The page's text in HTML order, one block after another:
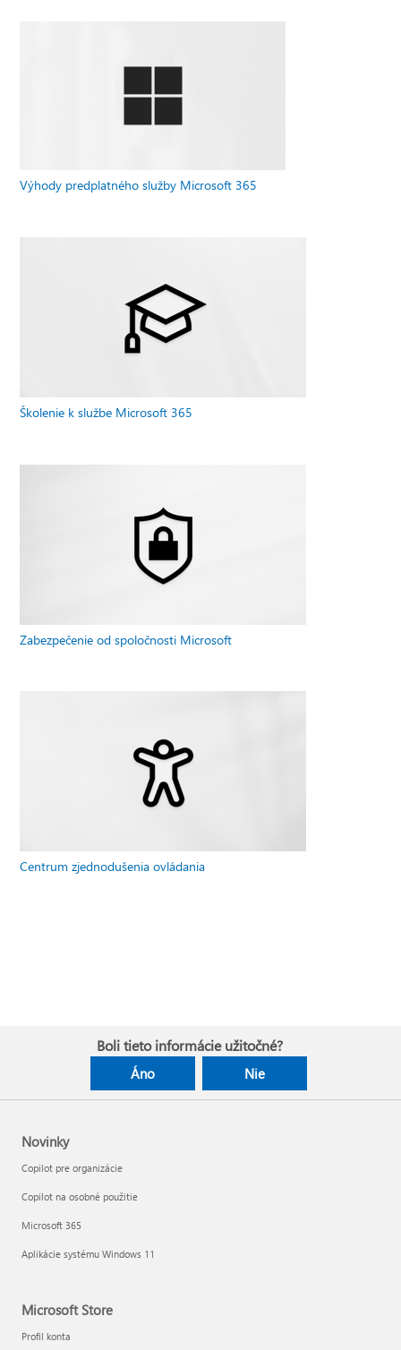
Výhody predplatného služby Microsoft 365
Školenie k službe Microsoft 365
Zabezpečenie od spoločnosti Microsoft
Centrum zjednodušenia ovládania
Boli tieto informácie užitočné?
Áno Nie
Novinky
Copilot pre organizácie
Copilot na osobné použitie
Microsoft 365
Aplikácie systému Windows 11
Microsoft Store
Profil konta